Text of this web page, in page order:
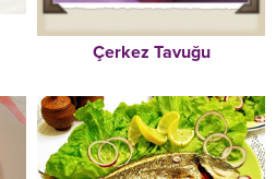
Çerkez Tavuğu